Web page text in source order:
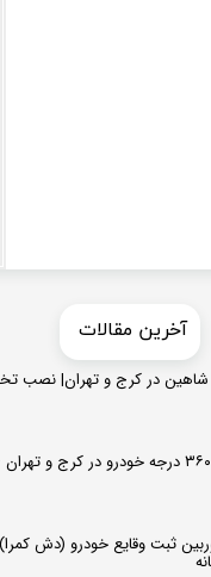
شاهین در کرج و تهران| نصب
مرکز نصب تخصصی دوربین ۳۶۰ درجه خودرو در
ثبت وقایع خودرو (دش
​​آخرین مقالات